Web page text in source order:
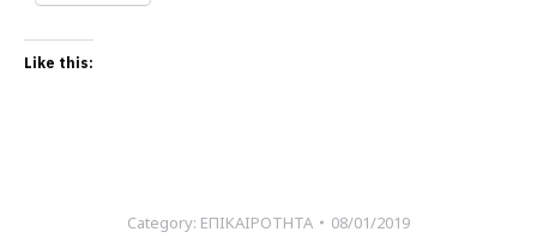
Like this:
Category: ΕΠΙΚΑΙΡΟΤΗΤΑ 08/01/2019